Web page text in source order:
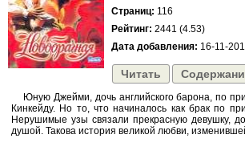
Страниц: 116
Рейтинг: 2441 (4.53)
Дата добавления: 16-11-
Читать
Юную Джейми, дочь английского барона, по
Кинкейду. Но то, что начиналось как брак по
Нерушимые узы связали прекрасную девушку,
душой. Такова история великой любви,